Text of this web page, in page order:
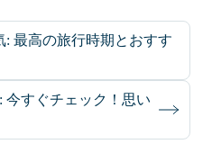
: 最高の旅行時期とおすす
今すぐチェック！思い